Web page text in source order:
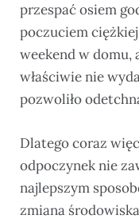
przespać osiem
poczuciem
weekend w domu,
właściwie nie
pozwoliło
Dlatego coraz
odpoczynek nie
najlepszym
zmiana